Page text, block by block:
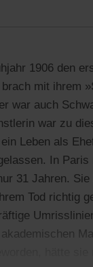
1906 den
mit ihrem
war auch
war zu
Leben als
In
31 Jahren.
Tod richtig
hätte sie